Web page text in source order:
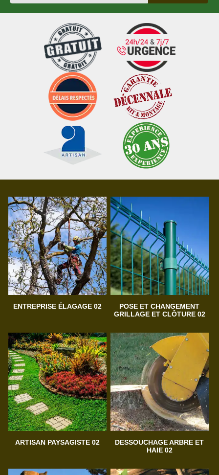
ENTREPRISE ÉLAGAGE 02
POSE ET CHANGEMENT
GRILLAGE ET CLÔTURE 02
ARTISAN PAYSAGISTE 02
DESSOUCHAGE ARBRE ET
HAIE 02